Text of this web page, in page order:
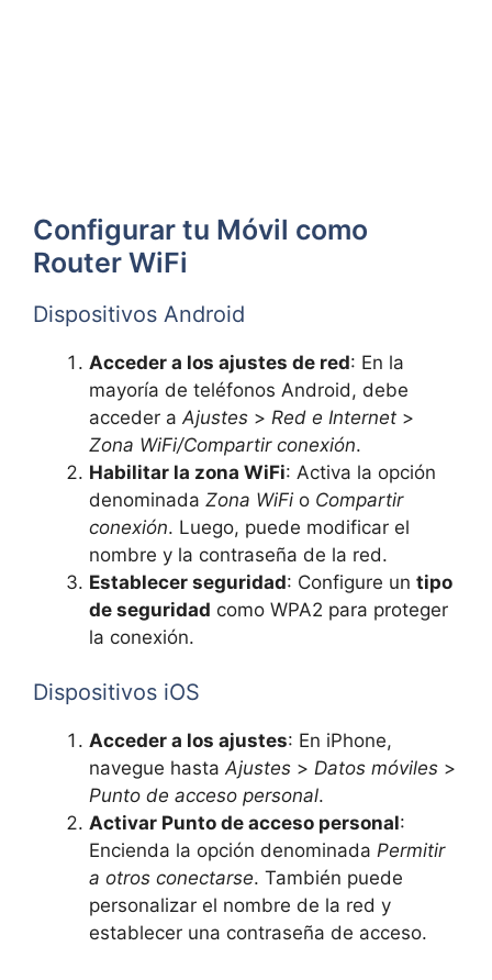
Configurar tu Móvil como
Router WiFi
Dispositivos Android
Acceder a los ajustes de red: En la
mayoría de teléfonos Android, debe
acceder a Ajustes > Red e Internet >
Zona WiFi/Compartir conexión.
Habilitar la zona WiFi: Activa la opción
denominada Zona WiFi o Compartir
conexión. Luego, puede modificar el
nombre y la contraseña de la red.
Establecer seguridad: Configure un tipo
de seguridad como WPA2 para proteger
la conexión.
Dispositivos iOS
Acceder a los ajustes: En iPhone,
navegue hastaAjustes > Datos móviles >
Punto de acceso personal.
Activar Punto de acceso personal:
Encienda la opción denominada Permitir
a otros conectarse. También puede
personalizar el nombre de la red y
establecer una contraseña de acceso.